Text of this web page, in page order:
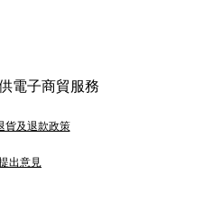
電子商貿服務
貨及退款政策
出意見